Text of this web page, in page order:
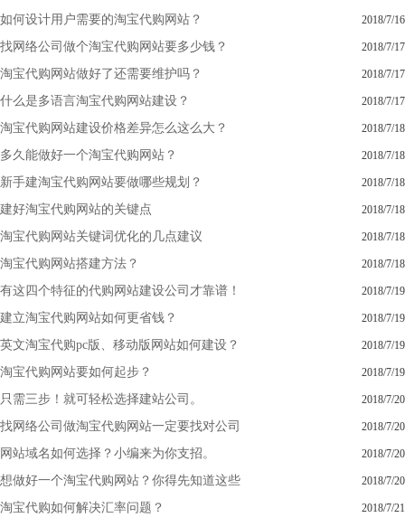
如何设计用户需要的淘宝代购网站？ 2018/7/16
找网络公司做个淘宝代购网站要多少钱？ 2018/7/17
淘宝代购网站做好了还需要维护吗？ 2018/7/17
什么是多语言淘宝代购网站建设？ 2018/7/17
淘宝代购网站建设价格差异怎么这么大？ 2018/7/18
多久能做好一个淘宝代购网站？ 2018/7/18
新手建淘宝代购网站要做哪些规划？ 2018/7/18
建好淘宝代购网站的关键点 2018/7/18
淘宝代购网站关键词优化的几点建议 2018/7/18
淘宝代购网站搭建方法？ 2018/7/18
有这四个特征的代购网站建设公司才靠谱！ 2018/7/19
建立淘宝代购网站如何更省钱？ 2018/7/19
英文淘宝代购pc版、移动版网站如何建设？ 2018/7/19
淘宝代购网站要如何起步？ 2018/7/19
只需三步！就可轻松选择建站公司。 2018/7/20
找网络公司做淘宝代购网站一定要找对公司 2018/7/20
网站域名如何选择？小编来为你支招。 2018/7/20
想做好一个淘宝代购网站？你得先知道这些 2018/7/20
淘宝代购如何解决汇率问题？ 2018/7/21